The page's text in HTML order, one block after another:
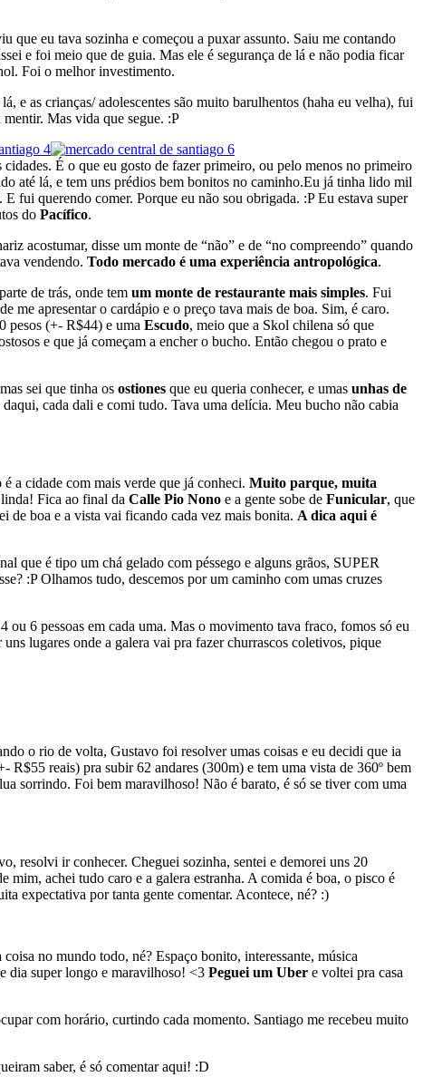
que eu tava sozinha e começou a puxar assunto. Saiu me contando
e foi meio que de guia. Mas ele é segurança de lá e não podia ficar
Foi o melhor investimento.
e as crianças/ adolescentes são muito barulhentos (haha eu velha), fui
Mas vida que segue. :P
cidades. É o que eu gosto de fazer primeiro, ou pelo menos no primeiro
até lá, e tem uns prédios bem bonitos no caminho.Eu já tinha lido mil
fui querendo comer. Porque eu não sou obrigada. :P Eu estava super
do Pacífico.
acostumar, disse um monte de “não” e de “no compreendo” quando
vendendo. Todo mercado é uma experiência antropológica.
de trás, onde tem um monte de restaurante mais simples. Fui
me apresentar o cardápio e o preço tava mais de boa. Sim, é caro.
pesos (+- R$44) e uma Escudo, meio que a Skol chilena só que
e que já começam a encher o bucho. Então chegou o prato e
sei que tinha os ostiones que eu queria conhecer, e umas unhas de
cada dali e comi tudo. Tava uma delícia. Meu bucho não cabia
é a cidade com mais verde que já conheci. Muito parque, muita
Fica ao final da Calle Pio Nono e a gente sobe de Funicular, que
de boa e a vista vai ficando cada vez mais bonita. A dica aqui é
que é tipo um chá gelado com péssego e alguns grãos, SUPER
:P Olhamos tudo, descemos por um caminho com umas cruzes
6 pessoas em cada uma. Mas o movimento tava fraco, fomos só eu
lugares onde a galera vai pra fazer churrascos coletivos, pique
o rio de volta, Gustavo foi resolver umas coisas e eu decidi que ia
R$55 reais) pra subir 62 andares (300m) e tem uma vista de 360º bem
sorrindo. Foi bem maravilhoso! Não é barato, é só se tiver com uma
resolvi ir conhecer. Cheguei sozinha, sentei e demorei uns 20
achei tudo caro e a galera estranha. A comida é boa, o pisco é
expectativa por tanta gente comentar. Acontece, né? :)
coisa no mundo todo, né? Espaço bonito, interessante, música
dia super longo e maravilhoso! <3 Peguei um Uber e voltei pra casa
com horário, curtindo cada momento. Santiago me recebeu muito
saber, é só comentar aqui! :D